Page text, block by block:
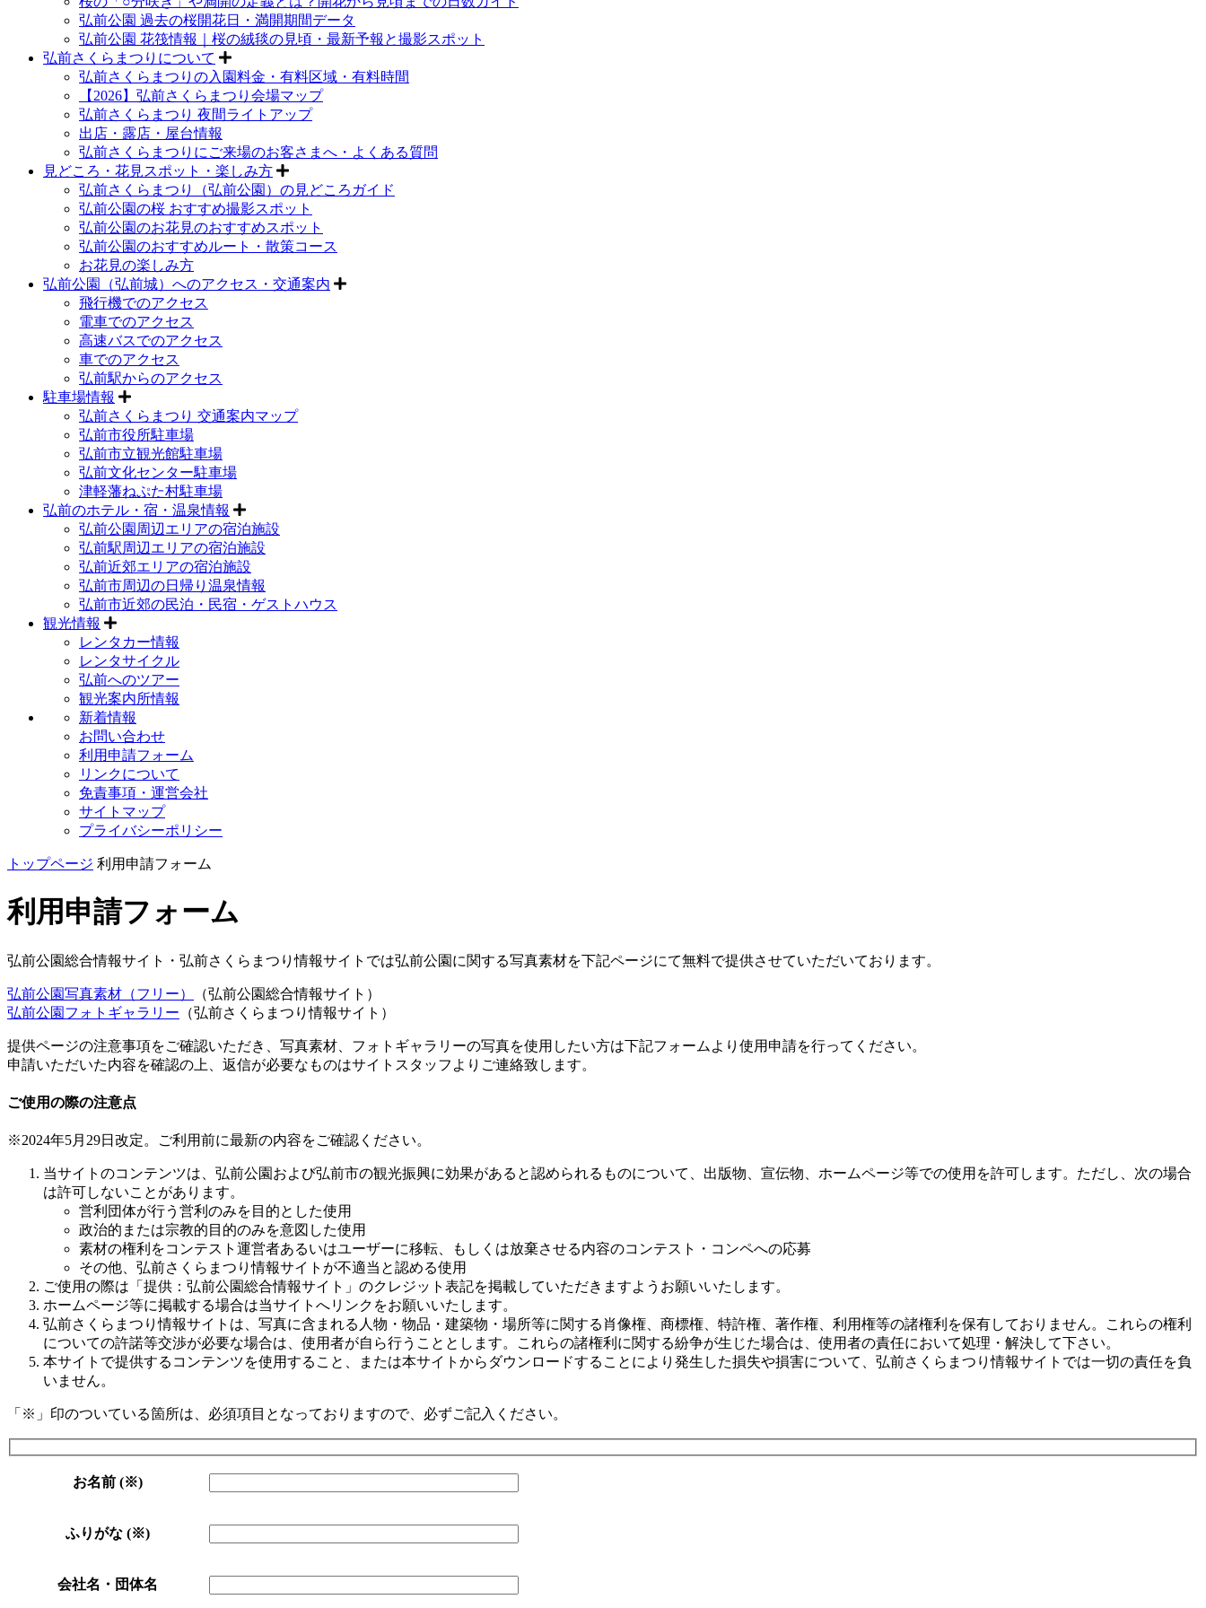
弘前公園 過去の桜開花日・満開期間データ
弘前公園 花筏情報｜桜の絨毯の見頃・最新予報と撮影スポット
弘前さくらまつりについて
弘前さくらまつりの入園料金・有料区域・有料時間
【2026】弘前さくらまつり会場マップ
弘前さくらまつり 夜間ライトアップ
出店・露店・屋台情報
弘前さくらまつりにご来場のお客さまへ・よくある質問
見どころ・花見スポット・楽しみ方
弘前さくらまつり（弘前公園）の見どころガイド
弘前公園の桜 おすすめ撮影スポット
弘前公園のお花見のおすすめスポット
弘前公園のおすすめルート・散策コース
お花見の楽しみ方
弘前公園（弘前城）へのアクセス・交通案内
飛行機でのアクセス
電車でのアクセス
高速バスでのアクセス
車でのアクセス
弘前駅からのアクセス
駐車場情報
弘前さくらまつり 交通案内マップ
弘前市役所駐車場
弘前市立観光館駐車場
弘前文化センター駐車場
津軽藩ねぷた村駐車場
弘前のホテル・宿・温泉情報
弘前公園周辺エリアの宿泊施設
弘前駅周辺エリアの宿泊施設
弘前近郊エリアの宿泊施設
弘前市周辺の日帰り温泉情報
弘前市近郊の民泊・民宿・ゲストハウス
観光情報
レンタカー情報
レンタサイクル
弘前へのツアー
観光案内所情報
新着情報
お問い合わせ
利用申請フォーム
リンクについて
免責事項・運営会社
サイトマップ
プライバシーポリシー
トップページ 利用申請フォーム
利用申請フォーム
弘前公園総合情報サイト・弘前さくらまつり情報サイトでは弘前公園に関する写真素材を下記ページにて無料で提供させていただいております。
弘前公園写真素材（フリー）
（弘前公園総合情報サイト）
弘前公園フォトギャラリー （弘前さくらまつり情報サイト）
提供ページの注意事項をご確認いただき、写真素材、フォトギャラリーの写真を使用したい方は下記フォームより使用申請を行ってください。
申請いただいた内容を確認の上、返信が必要なものはサイトスタッフよりご連絡致します。
ご使用の際の注意点
※2024年5月29日改定。ご利用前に最新の内容をご確認ください。
当サイトのコンテンツは、弘前公園および弘前市の観光振興に効果があると認められるものについて、出版物、宣伝物、ホームページ等での使用を許可します。ただし、次の場合
は許可しないことがあります。
営利団体が行う営利のみを目的とした使用
政治的または宗教的目的のみを意図した使用
素材の権利をコンテスト運営者あるいはユーザーに移転、もしくは放棄させる内容のコンテスト・コンペへの応募
その他、弘前さくらまつり情報サイトが不適当と認める使用
ご使用の際は「提供：弘前公園総合情報サイト」のクレジット表記を掲載していただきますようお願いいたします。
ホームページ等に掲載する場合は当サイトへリンクをお願いいたします。
弘前さくらまつり情報サイトは、写真に含まれる人物・物品・建築物・場所等に関する肖像権、商標権、特許権、著作権、利用権等の諸権利を保有しておりません。これらの権利
についての許諾等交渉が必要な場合は、使用者が自ら行うこととします。これらの諸権利に関する紛争が生じた場合は、使用者の責任において処理・解決して下さい。
本サイトで提供するコンテンツを使用すること、または本サイトからダウンロードすることにより発生した損失や損害について、弘前さくらまつり情報サイトでは一切の責任を負
いません。
「※」印のついている箇所は、必須項目となっておりますので、必ずご記入ください。
お名前 (※)
ふりがな (※)
会社名・団体名